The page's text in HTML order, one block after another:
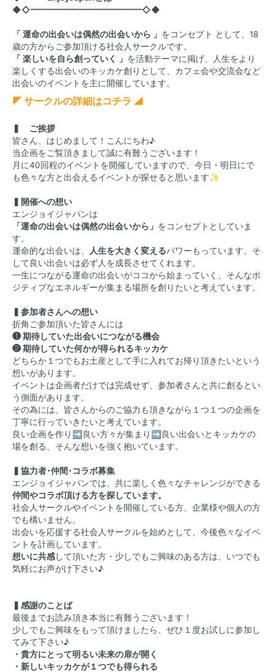
◆◇━━━━━━━━━━━━━◇◆
「 運命の出会いは偶然の出会いから 」 をコンセプト として、18
歳の方からご参加頂ける社会人サークルです。
「 楽しいを自ら創っていく 」 を活動テーマに掲げ、人生をより
楽しくする出会いのキッカケ創りとして、カフェ会や交流会など
出会いのイベントを主に開催しています。
◤ サークルの詳細はコチラ ◢
▍ ご挨拶
皆さん、はじめまして！こんにちわ♪
当企画をご覧頂きまして誠に有難うございます！
月に40回程のイベントを開催していますので、今日・明日にで
も色々な方と出会えるイベントが探せると思います✨
▍開催への想い
エンジョイジャパンは
「運命の出会いは偶然の出会いから」 をコンセプトとしていま
す。
運命的な出会いは、
人生を大きく変えるパワーもっています。そ
して良い出会いは必ず人を成長させてくれます。
一生につながる運命の出会いがココから始まっていく、そんなポ
ジティブなエネルギーが集まる場所を創りたいと考えています。
▍参加者さんへの想い
折角ご参加頂いた皆さんには
❶ 期待していた出会いにつながる機会
❷ 期待していた何かが得られるキッカケ
どちらか１つでもお土産として手に入れてお帰り頂きたいという
想いがあります。
イベントは企画者だけでは完成せず、参加者さんと共に創るとい
う側面があります。
その為には、皆さんからのご協力も頂きながら１つ１つの企画を
丁寧に行っていきたいと考えています。
良い企画を作り➡良い方々が集まり➡良い出会いとキッカケの
場を創る、そんな想いを強く抱いています。
▍協力者･仲間･コラボ募集
エンジョイジャパンでは、共に楽しく色々なチャレンジができる
仲間やコラボ頂ける方を探しています。
社会人サークルやイベントを開催している方、企業様や個人の方
でも構いません。
出会いを応援する社会人サークルを始めとして、今後色々なイベ
ントを計画しています。
想いに共感して頂いた方・少しでもご興味のある方は、いつでも
気軽にお声がけ下さい♪
▍感謝のことば
最後までお読み頂き本当に有難うございます！
少しでもご興味をもって頂けましたら、ぜひ１度お試しに参加し
てみて下さい♪
・貴方にとって明るい未来の扉が開く
・新しいキッカケが１つでも得られる